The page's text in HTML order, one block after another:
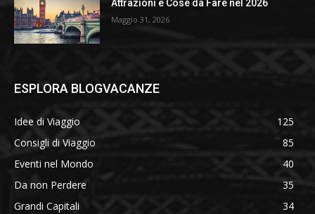
Attrazioni e Cose da Fare nel 2026
Maggio 31, 2026
ESPLORA BLOGVACANZE
Idee di Viaggio
125
Consigli di Viaggio
85
Eventi nel Mondo
40
Da non Perdere
35
Grandi Capitali
34